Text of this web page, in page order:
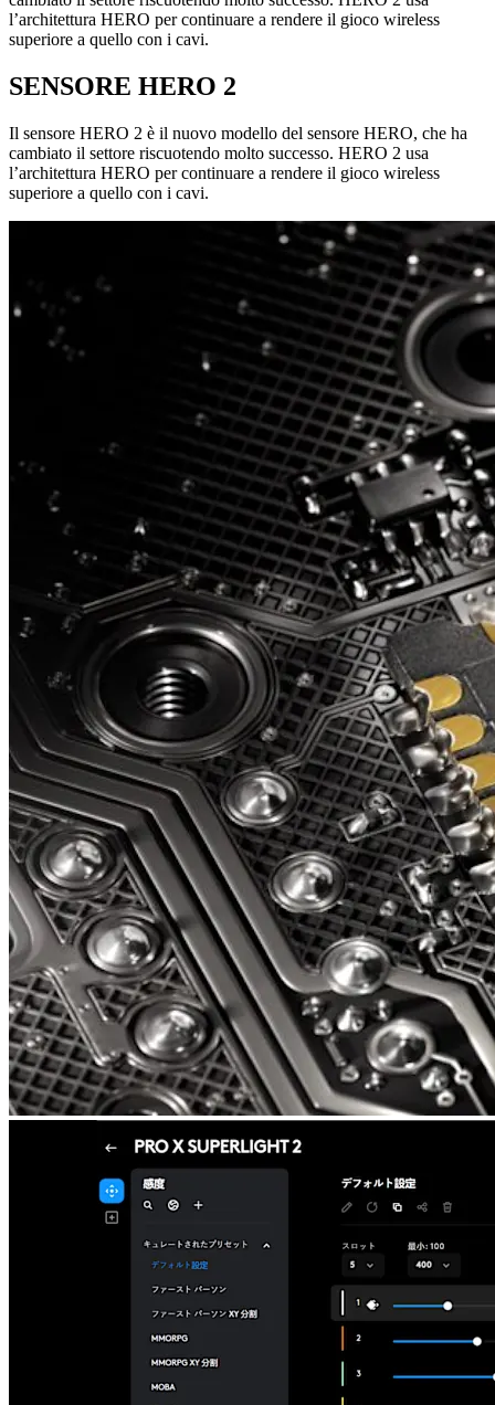
l’architettura HERO per continuare a rendere il gioco wireless
superiore a quello con i cavi.
SENSORE HERO 2
Il sensore HERO 2 è il nuovo modello del sensore HERO, che ha
cambiato il settore riscuotendo molto successo. HERO 2 usa
l’architettura HERO per continuare a rendere il gioco wireless
superiore a quello con i cavi.